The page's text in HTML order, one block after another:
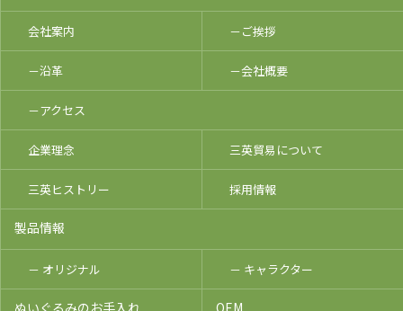
会社案内 －ご挨拶
－沿革 －会社概要
－アクセス
企業理念 三英貿易について
三英ヒストリー 採用情報
製品情報
－ オリジナル － キャラクター